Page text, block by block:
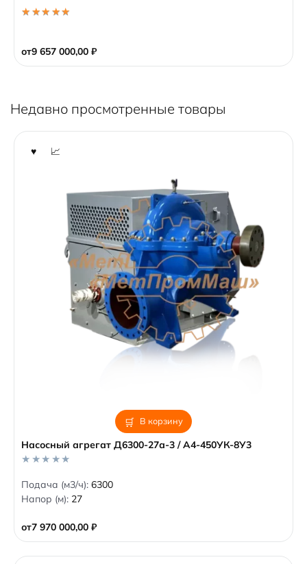
от9 657 000,00 ₽
Недавно просмотренные товары
В корзину
Насосный агрегат Д6300-27а-3 / А4-450УК-8У3
от7 970 000,00 ₽
0
o
u
f
5
Подача (м3/ч): 6300
Напор (м): 27